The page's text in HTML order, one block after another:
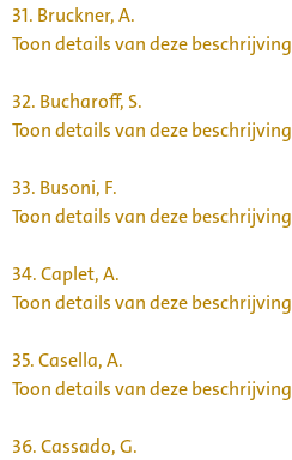
31. Bruckner, A.
Toon details van deze beschrijving
32. Bucharoff, S.
Toon details van deze beschrijving
33. Busoni, F.
Toon details van deze beschrijving
34.Caplet, A.
Toon details van deze beschrijving
35.Casella, A.
Toon details van deze beschrijving
36.Cassado, G.